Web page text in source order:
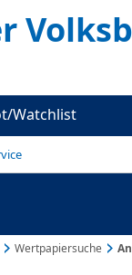
Watchlist
Wertpapiersuche